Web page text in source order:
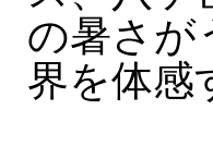
の暑さが
界を体感